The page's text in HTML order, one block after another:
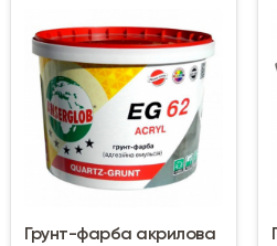
Грунт-фарба акрилова